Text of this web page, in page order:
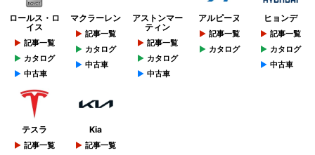
ロールス・ロ
イス
記事一覧
カタログ
中古車
マクラーレン
記事一覧
カタログ
中古車
アストンマー
ティン
記事一覧
カタログ
中古車
アルピーヌ
記事一覧
カタログ
ヒョンデ
記事一覧
カタログ
中古車
テスラ
記事一覧
Kia
記事一覧